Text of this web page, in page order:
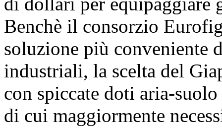
Benchè il consorzio
soluzione più conveniente
industriali, la scelta del
con spiccate doti aria-
di cui maggiormente